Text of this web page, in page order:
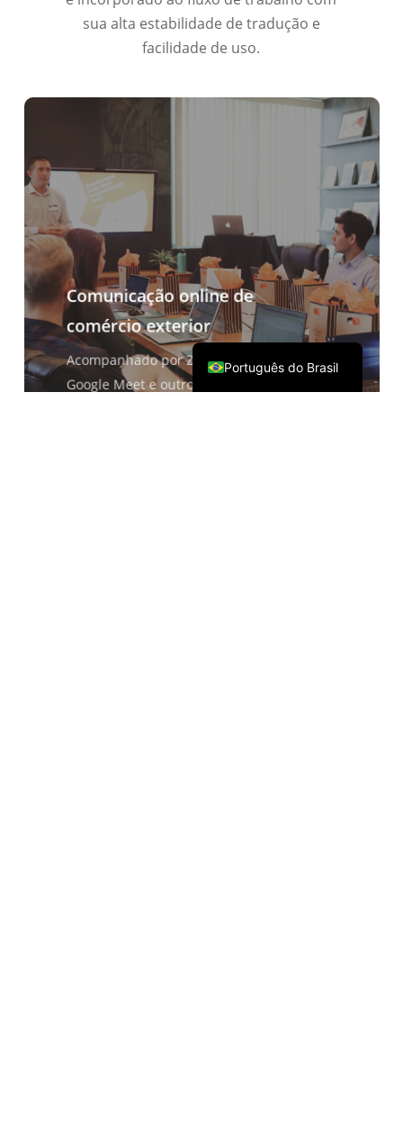
sua alta estabilidade de tradução e
facilidade de uso.
Comunicação online de
comércio exterior
Acompanhado por Zoom, Teams,
Google Meet e outros softwares de
Português do Brasil
English
简体中文
日本語
Русский
Italiano